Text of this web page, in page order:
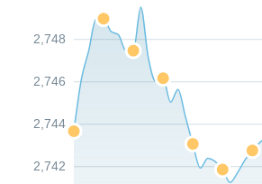
2,742
2,744
2,746
2,748